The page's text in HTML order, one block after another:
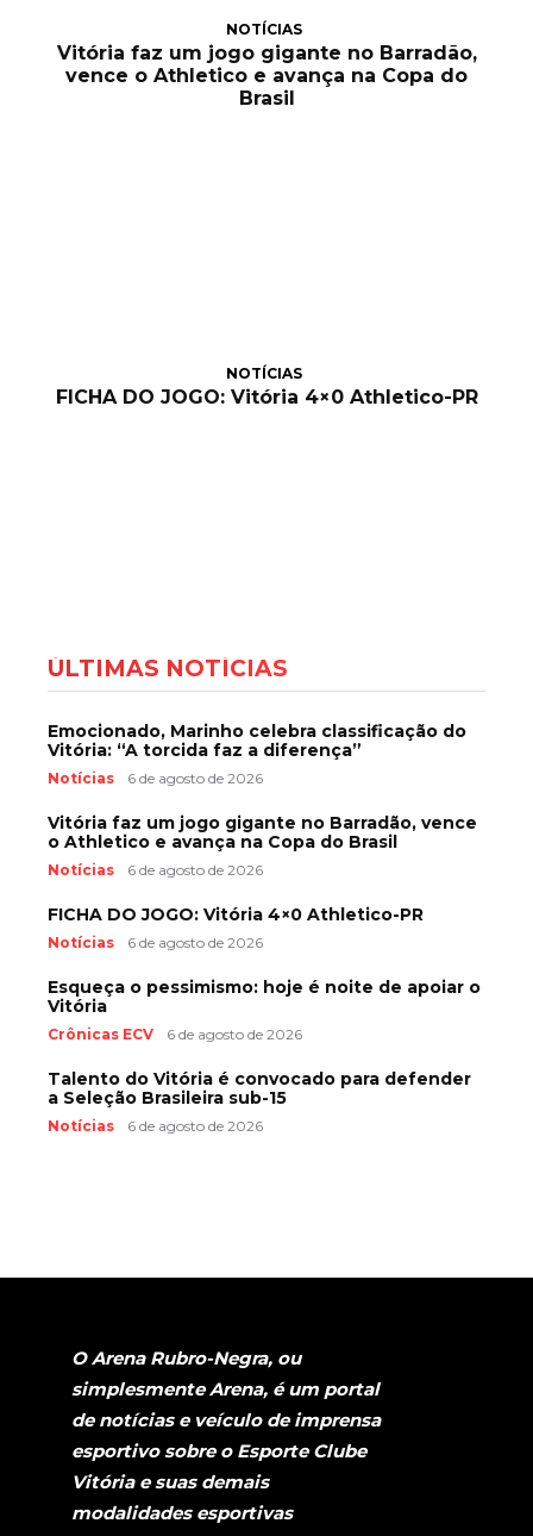
NOTÍCIAS
Vitória faz um jogo gigante no Barradão,
vence o Athletico e avança na Copa do
Brasil
NOTÍCIAS
FICHA DO JOGO: Vitória 4×0 Athletico-PR
ÚLTIMAS NOTÍCIAS
Emocionado, Marinho celebra classificação do
Vitória: “A torcida faz a diferença”
Notícias 6 de agosto de 2026
Vitória faz um jogo gigante no Barradão, vence
o Athletico e avança na Copa do Brasil
Notícias 6 de agosto de 2026
FICHA DO JOGO: Vitória 4×0 Athletico-PR
Notícias 6 de agosto de 2026
Esqueça o pessimismo: hoje é noite de apoiar o
Vitória
Crônicas ECV 6 de agosto de 2026
Talento do Vitória é convocado para defender
a Seleção Brasileira sub-15
Notícias 6 de agosto de 2026
O Arena Rubro-Negra, ou
simplesmente Arena, é um portal
de notícias e veículo de imprensa
esportivo sobre o Esporte Clube
Vitória e suas demais
modalidades esportivas